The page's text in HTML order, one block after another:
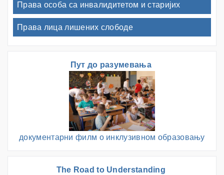
Права особа са инвалидитетом и старијих
Права лица лишених слободе
Пут до разумевања
документарни филм о инклузивном образовању
The Road to Understanding